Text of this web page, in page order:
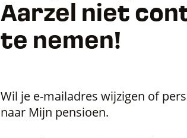
Aarzel niet
te nemen!
Wil je e-mailadres wijzigen of
naar Mijn pensioen.